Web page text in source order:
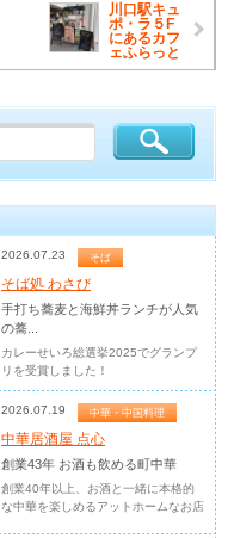
川口駅キュ
ポ・ラ５F
にあるカフ
ェふらっと
2026.07.23 そば
そば処 わさび
手打ち蕎麦と海鮮丼ランチが人気
の蕎...
カレーせいろ総選挙2025でグランプ
リを受賞しました！
2026.07.19 中華・中国料理
中華居酒屋 点心
創業43年 お酒も飲める町中華
創業40年以上、お酒と一緒に本格的
な中華を楽しめるアットホームなお店